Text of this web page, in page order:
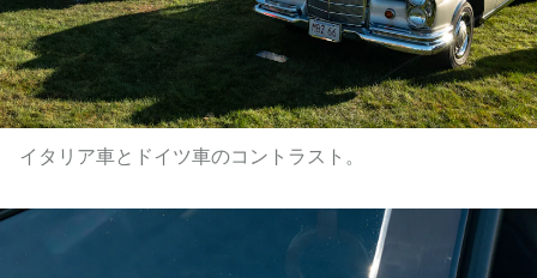
イタリア車とドイツ車のコントラスト。